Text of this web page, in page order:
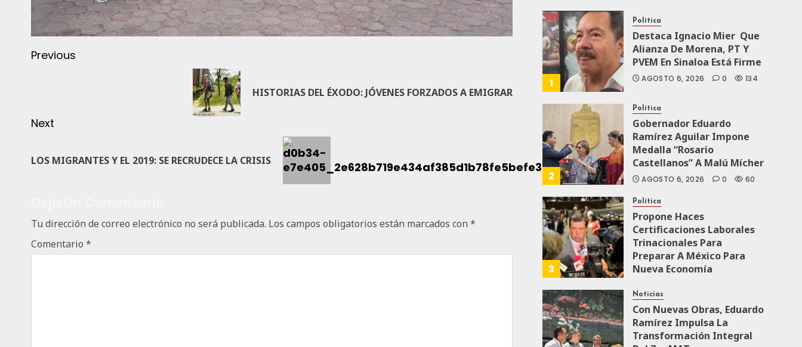
Previous
HISTORIAS DEL ÉXODO: JÓVENES FORZADOS A EMIGRAR
Next
LOS MIGRANTES Y EL 2019: SE RECRUDECE LA CRISIS
Tu dirección de correo electrónico no será publicada. Los campos obligatorios están marcados con *
Comentario *
1
Política
Destaca Ignacio Mier Que
Alianza De Morena, PT Y
PVEM En Sinaloa Está Firme
AGOSTO 6, 2026 0 134
2
Política
Gobernador Eduardo
Ramírez Aguilar Impone
Medalla “Rosario
Castellanos” A Malú Mícher
AGOSTO 6, 2026 0 60
3
Política
Propone Haces
Certificaciones Laborales
Trinacionales Para
Preparar A México Para
Nueva Economía
Noticias
Con Nuevas Obras, Eduardo
Ramírez Impulsa La
Transformación Integral